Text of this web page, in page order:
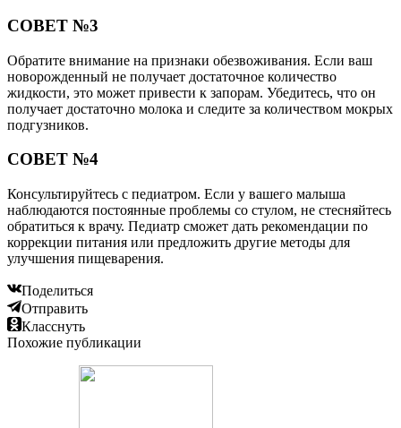
СОВЕТ №3
Обратите внимание на признаки обезвоживания. Если ваш
новорожденный не получает достаточное количество
жидкости, это может привести к запорам. Убедитесь, что он
получает достаточно молока и следите за количеством мокрых
подгузников.
СОВЕТ №4
Консультируйтесь с педиатром. Если у вашего малыша
наблюдаются постоянные проблемы со стулом, не стесняйтесь
обратиться к врачу. Педиатр сможет дать рекомендации по
коррекции питания или предложить другие методы для
улучшения пищеварения.
Поделиться
Отправить
Класснуть
Похожие публикации